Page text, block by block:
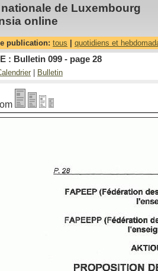
de Luxembourg
online
publication: tous quotidiens et
: Bulletin 099 - page 28
Bulletin